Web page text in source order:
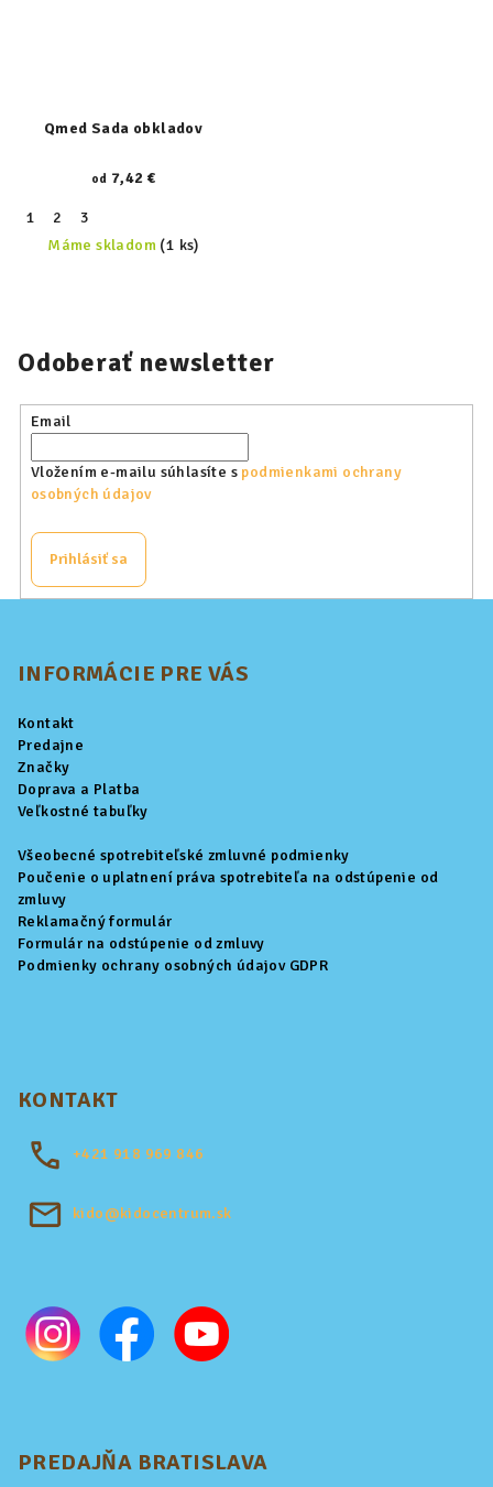
Qmed Sada obkladov
od 7,42 €
1 2
3
Máme skladom (1 ks)
Odoberať newsletter
Email
Vložením e-mailu súhlasíte s podmienkami ochrany
osobných údajov
Prihlásiť sa
INFORMÁCIE PRE VÁS
Kontakt
Predajne
Značky
Doprava a Platba
Veľkostné tabuľky
Všeobecné spotrebiteľské zmluvné podmienky
Poučenie o uplatnení práva spotrebiteľa na odstúpenie od
zmluvy
Reklamačný formulár
Formulár na odstúpenie od zmluvy
Podmienky ochrany osobných údajov GDPR
KONTAKT
+421 918 969 846
kido@kidocentrum.sk
PREDAJŇA BRATISLAVA